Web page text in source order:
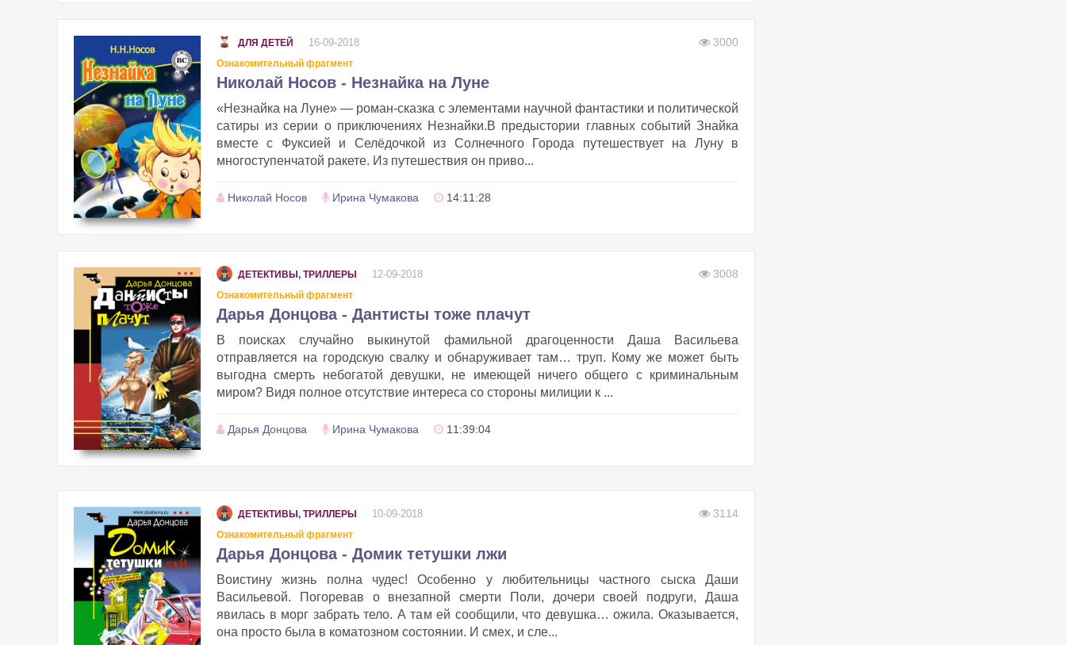
ДЛЯ ДЕТЕЙ 16-09-2018 3000
Ознакомительный фрагмент
Николай Носов - Незнайка на Луне
«Незнайка на Луне» — роман-сказка с элементами научной фантастики и политической
сатиры из серии о приключениях Незнайки.В предыстории главных событий Знайка
вместе с Фуксией и Селёдочкой из Солнечного Города путешествует на Луну в
многоступенчатой ракете. Из путешествия он приво...
Николай Носов Ирина Чумакова 14:11:28
ДЕТЕКТИВЫ, ТРИЛЛЕРЫ 12-09-2018 3008
Ознакомительный фрагмент
Дарья Донцова - Дантисты тоже плачут
В поисках случайно выкинутой фамильной драгоценности Даша Васильева
отправляется на городскую свалку и обнаруживает там… труп. Кому же может быть
выгодна смерть небогатой девушки, не имеющей ничего общего с криминальным
миром? Видя полное отсутствие интереса со стороны милиции к ...
Дарья Донцова Ирина Чумакова 11:39:04
ДЕТЕКТИВЫ, ТРИЛЛЕРЫ 10-09-2018 3114
Ознакомительный фрагмент
Дарья Донцова - Домик тетушки лжи
Воистину жизнь полна чудес! Особенно у любительницы частного сыска Даши
Васильевой. Погоревав о внезапной смерти Поли, дочери своей подруги, Даша
явилась в морг забрать тело. А там ей сообщили, что девушка… ожила. Оказывается,
она просто была в коматозном состоянии. И смех, и сле...